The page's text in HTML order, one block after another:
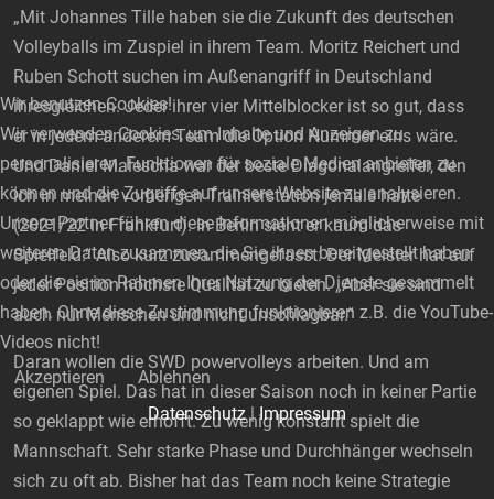
„Mit Johannes Tille haben sie die Zukunft des deutschen
Volleyballs im Zuspiel in ihrem Team. Moritz Reichert und
Ruben Schott suchen im Außenangriff in Deutschland
ihresgleichen. Jeder ihrer vier Mittelblocker ist so gut, dass
er in jedem anderem Team die Option Nummer eins wäre.
Und Daniel Malescha war der beste Diagonalangreifer, den
ich in meinen vorherigen Trainierstation jemals hatte
(2021/22 in Frankfurt). In Berlin sieht er kaum das
Spielfeld.“ Also kurz zusammengefasst: Der Meister hat auf
jeder Position höchste Qualität zu bieten. „Aber sie sind
auch nur Menschen und nicht unschlagbar.“
Daran wollen die SWD powervolleys arbeiten. Und am
eigenen Spiel. Das hat in dieser Saison noch in keiner Partie
so geklappt wie erhofft. Zu wenig konstant spielt die
Mannschaft. Sehr starke Phase und Durchhänger wechseln
sich zu oft ab. Bisher hat das Team noch keine Strategie
Wir benutzen Cookies!
Wir verwenden Cookies, um Inhalte und Anzeigen zu
personalisieren, Funktionen für soziale Medien anbieten zu
können und die Zugriffe auf unsere Website zu analysieren.
Unsere Partner führen diese Informationen möglicherweise mit
weiteren Daten zusammen, die Sie ihnen bereitgestellt haben
oder die sie im Rahmen Ihrer Nutzung der Dienste gesammelt
haben. Ohne diese Zustimmung funktionieren z.B. die YouTube-
Videos nicht!
Akzeptieren
Ablehnen
Datenschutz|Impressum